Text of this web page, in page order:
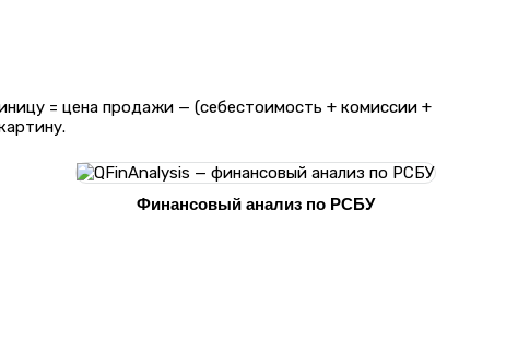
= цена продажи — (себестоимость + комиссии +
Финансовый анализ по РСБУ